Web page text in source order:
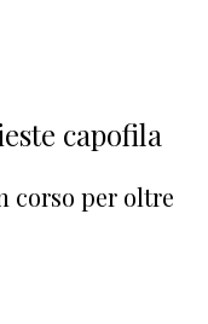
capofila
corso per oltre